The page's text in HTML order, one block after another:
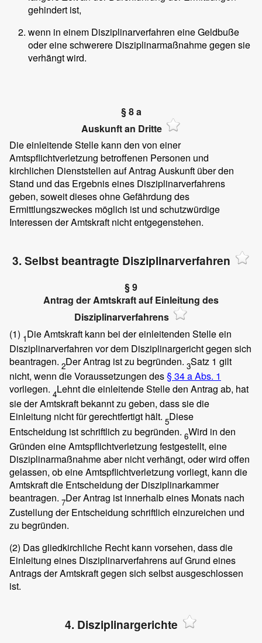
gehindert ist,
wenn in einem Disziplinarverfahren eine Geldbuße
oder eine schwerere Disziplinarmaßnahme gegen sie
verhängt wird.
§ 8 a
Auskunft an Dritte
Die einleitende Stelle kann den von einer
Amtspflichtverletzung betroffenen Personen und
kirchlichen Dienststellen auf Antrag Auskunft über den
Stand und das Ergebnis eines Disziplinarverfahrens
geben, soweit dieses ohne Gefährdung des
Ermittlungszweckes möglich ist und schutzwürdige
Interessen der Amtskraft nicht entgegenstehen.
3. Selbst beantragte Disziplinarverfahren
§ 9
Antrag der Amtskraft auf Einleitung des
Disziplinarverfahrens
(1) 1Die Amtskraft kann bei der einleitenden Stelle ein
Disziplinarverfahren vor dem Disziplinargericht gegen sich
beantragen. 2Der Antrag ist zu begründen. 3Satz 1 gilt
nicht, wenn die Voraussetzungen des§ 34 a Abs. 1
vorliegen. 4Lehnt die einleitende Stelle den Antrag ab, hat
sie der Amtskraft bekannt zu geben, dass sie die
Einleitung nicht für gerechtfertigt hält. 5Diese
Entscheidung ist schriftlich zu begründen. 6Wird in den
Gründen eine Amtspflichtverletzung festgestellt, eine
Disziplinarmaßnahme aber nicht verhängt, oder wird offen
gelassen, ob eine Amtspflichtverletzung vorliegt, kann die
Amtskraft die Entscheidung der Disziplinarkammer
beantragen. 7Der Antrag ist innerhalb eines Monats nach
Zustellung der Entscheidung schriftlich einzureichen und
zu begründen.
(2) Das gliedkirchliche Recht kann vorsehen, dass die
Einleitung eines Disziplinarverfahrens auf Grund eines
Antrags der Amtskraft gegen sich selbst ausgeschlossen
ist.
4. Disziplinargerichte